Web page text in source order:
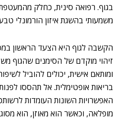
בגוף. רפואה סינית, כחלק מהמעטפת
משמעותי בהשגת איזון הורמונלי
הקשבה לגוף היא הצעד הראשון
זיהוי מוקדם של הסימנים שהגוף
ומותאם אישית, יכולים להוביל
בריאות אופטימלית. אל תהססו
האפשרויות השונות העומדות
מופלאה, וכאשר הוא מאוזן, הוא